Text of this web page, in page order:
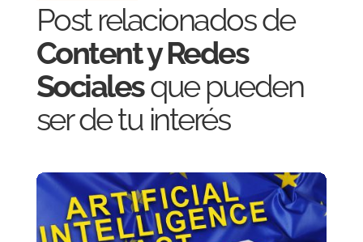
Post relacionados de
Content y Redes
Socialesque pueden
ser de tu interés